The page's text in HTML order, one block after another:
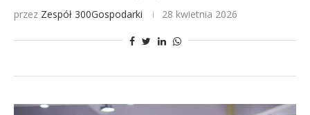
przez Zespół 300Gospodarki 28 kwietnia 2026